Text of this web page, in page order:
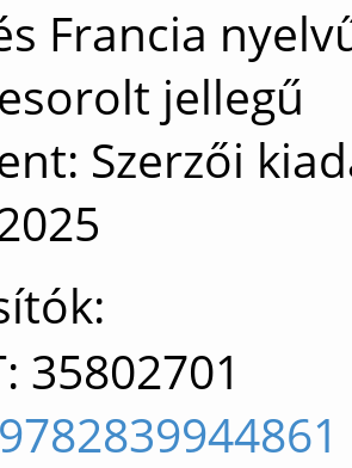
Francia
jellegű
Szerzői
35802701
9782839944861